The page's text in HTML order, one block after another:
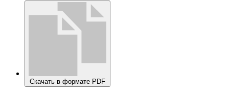
Скачать в формате PDF